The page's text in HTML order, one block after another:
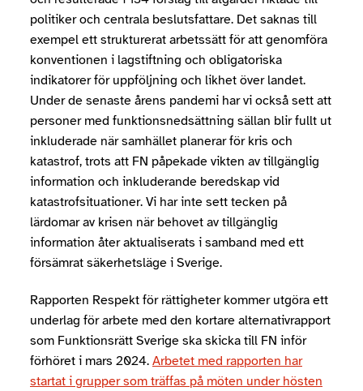
politiker och centrala beslutsfattare. Det saknas till
exempel ett strukturerat arbetssätt för att genomföra
konventionen i lagstiftning och obligatoriska
indikatorer för uppföljning och likhet över landet.
Under de senaste årens pandemi har vi också sett att
personer med funktionsnedsättning sällan blir fullt ut
inkluderade när samhället planerar för kris och
katastrof, trots att FN påpekade vikten av tillgänglig
information och inkluderande beredskap vid
katastrofsituationer. Vi har inte sett tecken på
lärdomar av krisen när behovet av tillgänglig
information åter aktualiserats i samband med ett
försämrat säkerhetsläge i Sverige.
Rapporten Respekt för rättigheter kommer utgöra ett
underlag för arbete med den kortare alternativrapport
som Funktionsrätt Sverige ska skicka till FN inför
förhöret i mars 2024. Arbetet med rapporten har
startat i grupper som träffas på möten under hösten